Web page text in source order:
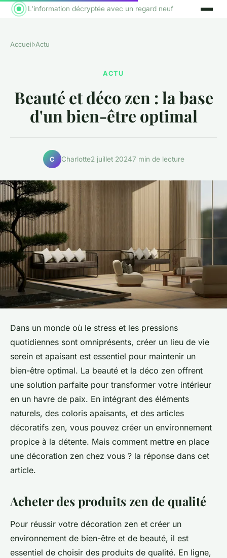
L'information décryptée avec un regard neuf
Accueil›Actu
ACTU
Beauté et déco zen : la base
d'un bien-être optimal
C Charlotte2 juillet 20247 min de lecture
Dans un monde où le stress et les pressions
quotidiennes sont omniprésents, créer un lieu de vie
serein et apaisant est essentiel pour maintenir un
bien-être optimal. La beauté et la déco zen offrent
une solution parfaite pour transformer votre intérieur
en un havre de paix. En intégrant des éléments
naturels, des coloris apaisants, et des articles
décoratifs zen, vous pouvez créer un environnement
propice à la détente. Mais comment mettre en place
une décoration zen chez vous ? la réponse dans cet
article.
Acheter des produits zen de qualité
Pour réussir votre décoration zen et créer un
environnement de bien-être et de beauté, il est
essentiel de choisir des produits de qualité. En ligne,